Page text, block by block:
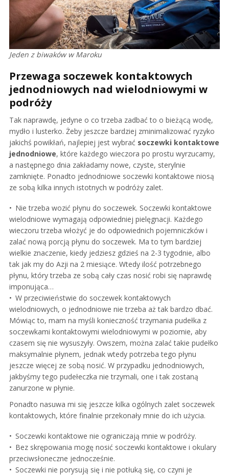
Jeden z biwaków w Maroku
Przewaga soczewek kontaktowych
jednodniowych nad wielodniowymi w
podróży
Tak naprawdę, jedyne o co trzeba zadbać to o bieżącą wodę,
mydło i lusterko. Żeby jeszcze bardziej zminimalizować ryzyko
jakichś powikłań, najlepiej jest wybrać soczewki kontaktowe
jednodniowe, które każdego wieczora po prostu wyrzucamy,
a następnego dnia zakładamy nowe, czyste, sterylnie
zamknięte. Ponadto jednodniowe soczewki kontaktowe niosą
ze sobą kilka innych istotnych w podróży zalet.
Nie trzeba wozić płynu do soczewek. Soczewki kontaktowe
wielodniowe wymagają odpowiedniej pielęgnacji. Każdego
wieczoru trzeba włożyć je do odpowiednich pojemniczków i
zalać nową porcją płynu do soczewek. Ma to tym bardziej
wielkie znaczenie, kiedy jedziesz gdzieś na 2-3 tygodnie, albo
tak jak my do Azji na 2 miesiące. Wtedy ilość potrzebnego
płynu, który trzeba ze sobą cały czas nosić robi się naprawdę
imponująca…
W przeciwieństwie do soczewek kontaktowych
wielodniowych, o jednodniowe nie trzeba aż tak bardzo dbać.
Mówiąc to, mam na myśli konieczność trzymania pudełka z
soczewkami kontaktowymi wielodniowymi w poziomie, aby
czasem się nie wysuszyły. Owszem, można zalać takie pudełko
maksymalnie płynem, jednak wtedy potrzeba tego płynu
jeszcze więcej ze sobą nosić. W przypadku jednodniowych,
jakbyśmy tego pudełeczka nie trzymali, one i tak zostaną
zanurzone w płynie.
Ponadto nasuwa mi się jeszcze kilka ogólnych zalet soczewek
kontaktowych, które finalnie przekonały mnie do ich użycia.
Soczewki kontaktowe nie ograniczają mnie w podróży.
Bez skrępowania mogę nosić soczewki kontaktowe i okulary
przeciwsłoneczne jednocześnie.
Soczewki nie porysują się i nie potłuką się, co czyni je